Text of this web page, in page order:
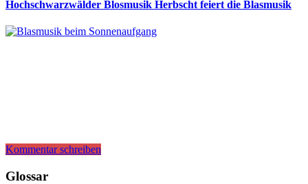
Hochschwarzwälder Blosmusik Herbscht feiert die Blasmusik
Kommentar schreiben
Glossar